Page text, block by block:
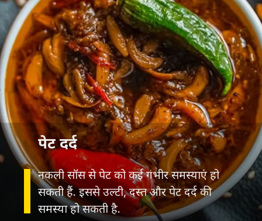
नकली सॉस से पेट को कई गंभीर समस्याएं हो
सकती हैं. इससे उल्टी, दस्त और पेट दर्द की
पेट दर्द